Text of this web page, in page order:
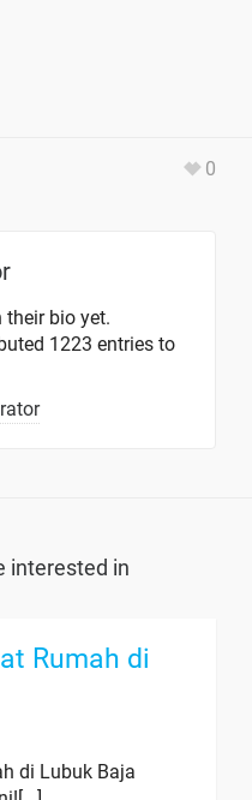
0
bio yet.
1223 entries to
interested in
Rumah di
di Lubuk Baja